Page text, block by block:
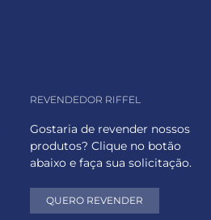
REVENDEDOR RIFFEL
Gostaria de revender nossos
produtos? Clique no botão
abaixo e faça sua solicitação.
QUERO REVENDER